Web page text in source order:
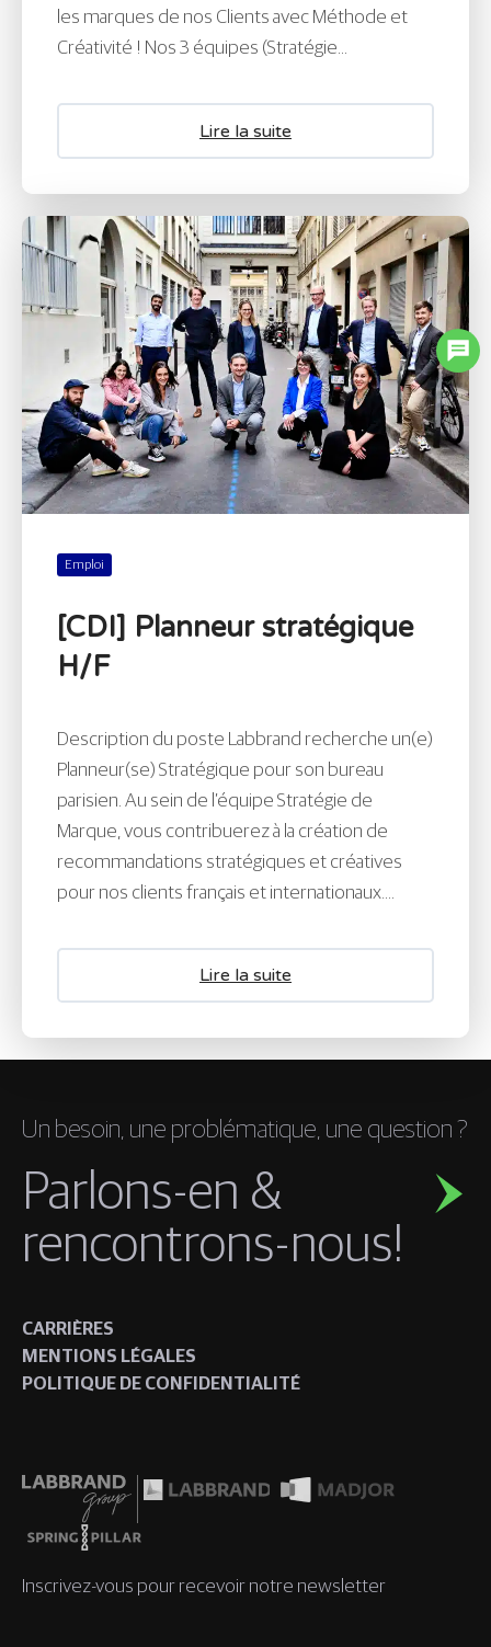
les marques de nos Clients avec Méthode et
Créativité ! Nos 3 équipes (Stratégie...
Lire la suite
Emploi
[CDI] Planneur stratégique
H/F
Description du poste Labbrand recherche un(e)
Planneur(se) Stratégique pour son bureau
parisien. Au sein de l’équipe Stratégie de
Marque, vous contribuerez à la création de
recommandations stratégiques et créatives
pour nos clients français et internationaux....
Lire la suite
Un besoin, une problématique, une question ?
Parlons-en &
rencontrons-nous!
CARRIÈRES
MENTIONS LÉGALES
POLITIQUE DE CONFIDENTIALITÉ
Inscrivez-vous pour recevoir notre newsletter